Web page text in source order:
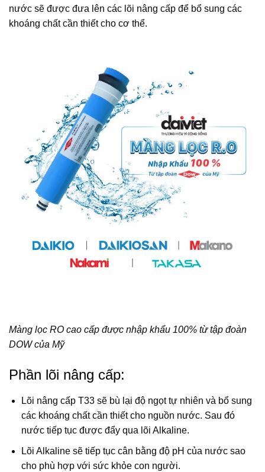
nước sẽ được đưa lên các lõi nâng cấp để bổ sung các
khoáng chất cần thiết cho cơ thể.
Màng lọc RO cao cấp được nhập khẩu 100% từ tập đoàn
DOW của Mỹ
Phần lõi nâng cấp:
Lõi nâng cấp T33 sẽ bù lại độ ngọt tự nhiên và bổ sung
các khoáng chất cần thiết cho nguồn nước. Sau đó
nước tiếp tục được đẩy qua lõi Alkaline.
Lõi Alkaline sẽ tiếp tục cân bằng độ pH của nước sao
cho phù hợp với sức khỏe con người.